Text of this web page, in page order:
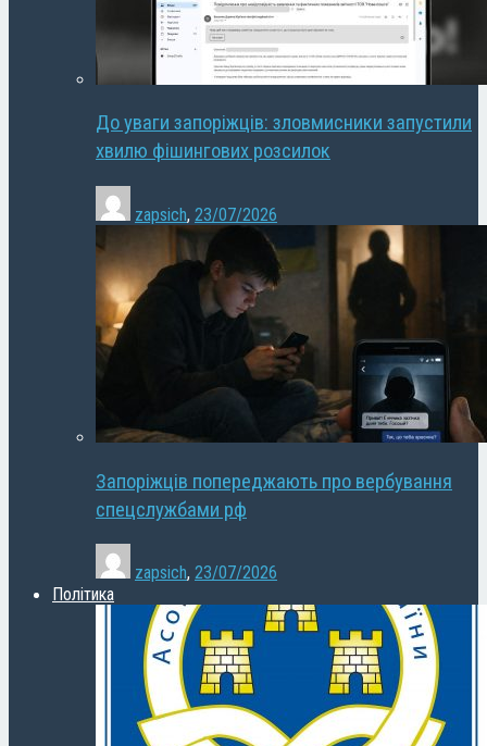
До уваги запоріжців: зловмисники запустили
хвилю фішингових розсилок
zapsich, 23/07/2026
Запоріжців попереджають про вербування
спецслужбами рф
zapsich, 23/07/2026
Політика